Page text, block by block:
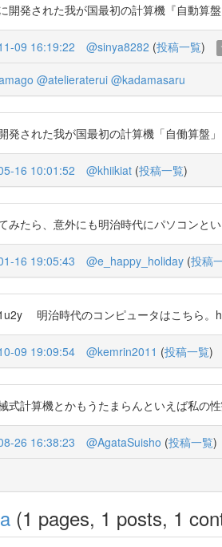
開発された我が国最初の計算機『自動算
09 16:19:22 @sinya8282 (投稿一覧)
@atelieraterui @kadamasaru
発された我が国最初の計算機「自働算盤
16 10:01:52 @khiikiat (投稿一覧)
みたら、意外にも明治時代にパソコンと
16 19:05:43 @e_happy_holiday (投稿
明治時代のコンピュータはこちら。
09 19:09:54 @kemrin2011 (投稿一覧)
式計算機とかもうたまらんといえば私の
26 16:38:23 @AgataSuisho (投稿一覧)
(1 pages, 1 posts, 1